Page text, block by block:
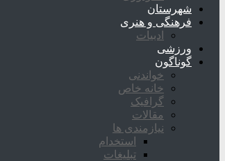
شهرستان
فرهنگی و هنری
ادبیات
ورزشی
گوناگون
خواندنی
خانه خاص
گرافیک
مقالات
نیازمندی ها
استخدام
تبلیغات